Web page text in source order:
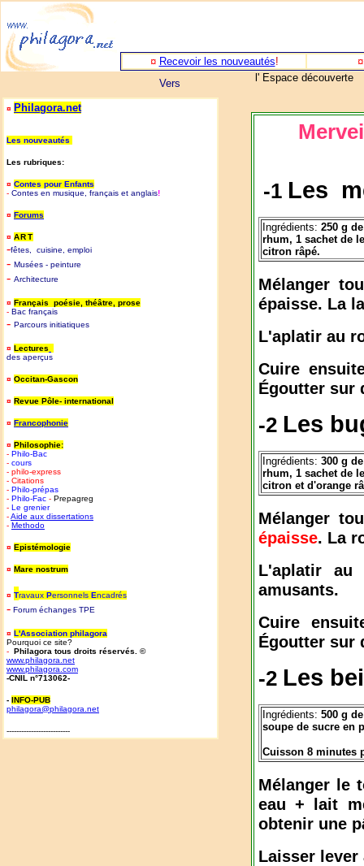
¤ Recevoir les nouveautés!
Vers
l' Espace découverte
¤ Philagora.net
Les nouveautés
Les rubriques:
¤ Contes pour Enfants
- Contes en musique, français et anglais!
¤ Forums
¤ ART
-fêtes, cuisine, emploi
- Musées - peinture
- Architecture
¤ Français poésie, théâtre, prose
- Bac français
- Parcours initiatiques
¤ Lectures
des aperçus
¤ Occitan-Gascon
¤ Revue Pôle- international
¤ Francophonie
¤ Philosophie:
- Philo-Bac
- cours
- philo-express
- Citations
- Philo-prépas
- Philo-Fac - Prepagreg
- Le grenier
-Aide aux dissertations
- Methodo
¤ Epistémologie
¤ Mare nostrum
¤ Travaux Personnels Encadrés
- Forum échanges TPE
¤ L'Association philagora
Pourquoi ce site?
- Philagora tous droits réservés. ©
www.philagora.net
www.philagora.com
-CNIL n°713062-
- INFO-PUB
philagora@philagora.net
--------------------------
-1 Les
Ingrédients: 250 g
rhum, 1 sachet de
citron râpé.
Mélanger
épaisse. La
L'aplatir au
Cuire
Égoutter sur
-2 Les
Ingrédients: 300 g
rhum, 1 sachet de
citron et d'orange
Mélanger
épaisse. La
L'aplatir
amusants.
Cuire
Égoutter sur
-2 Les
Ingrédients: 500 g
soupe de sucre en
Cuisson 8 minutes
Mélanger le
eau + lait
obtenir une
Laisser lever